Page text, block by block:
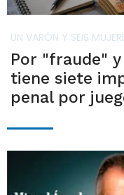
UN VARÓN Y SEIS
Por "fraude"
tiene siete
penal por